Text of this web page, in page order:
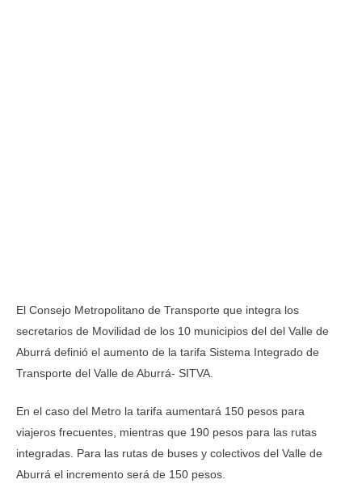
El Consejo Metropolitano de Transporte que integra los
secretarios de Movilidad de los 10 municipios del del Valle de
Aburrá definió el aumento de la tarifa Sistema Integrado de
Transporte del Valle de Aburrá- SITVA.
En el caso del Metro la tarifa aumentará 150 pesos para
viajeros frecuentes, mientras que 190 pesos para las rutas
integradas. Para las rutas de buses y colectivos del Valle de
Aburrá el incremento será de 150 pesos.